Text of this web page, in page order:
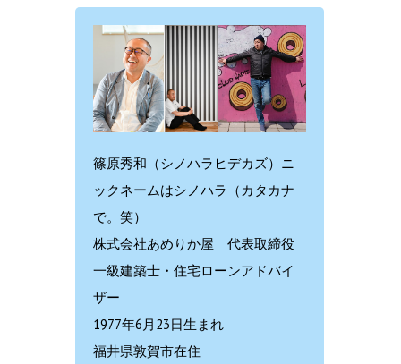
篠原秀和（シノハラヒデカズ）ニ
ックネームはシノハラ（カタカナ
で。笑）
株式会社あめりか屋 代表取締役
一級建築士・住宅ローンアドバイ
ザー
1977年6月23日生まれ
福井県敦賀市在住